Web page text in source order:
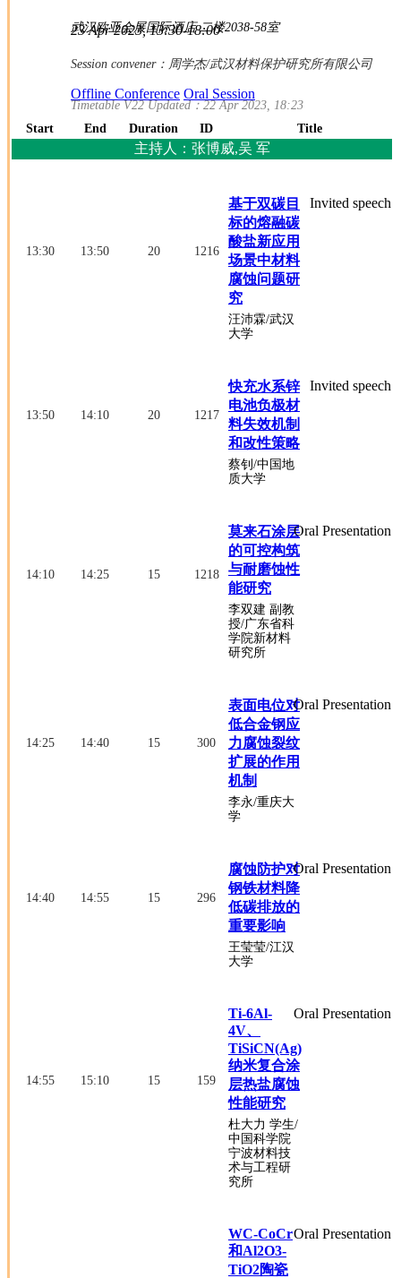
23 Apr 2023, 13:30-18:00
武汉欧亚会展国际酒店 二楼2038-58室
Session convener： 周学杰/武汉材料保护研究所有限公司
Offline Conference Oral Session
Timetable V22 Updated：22 Apr 2023, 18:23
Start
End Duration ID Title
主持人：张博威,吴 军
13:30 13:50 20 1216
基于双碳目
标的熔融碳
酸盐新应用
场景中材料
腐蚀问题研
究
汪沛霖/武汉
大学
Invited speech
13:50 14:10 20 1217
快充水系锌
电池负极材
料失效机制
和改性策略
蔡钊 /中国地
质大学
Invited speech
14:10 14:25 15 1218
莫来石涂层
的可控构筑
与耐磨蚀性
能研究
李双建 副教
授/广东省科
学院新材料
研究所
Oral Presentation
14:25 14:40 15 300
表面电位对
低合金钢应
力腐蚀裂纹
扩展的作用
机制
李永/重庆大
学
Oral Presentation
14:40 14:55 15 296
腐蚀防护对
钢铁材料降
低碳排放的
重要影响
王莹莹/江汉
大学
Oral Presentation
14:55 15:10 15 159
Ti-6Al-
4V、
TiSiCN(Ag)
纳米复合涂
层热盐腐蚀
性能研究
杜大力 学生/
中国科学院
宁波材料技
术与工程研
究所
Oral Presentation
WC-CoCr
和Al2O3-
TiO2陶瓷
Oral Presentation